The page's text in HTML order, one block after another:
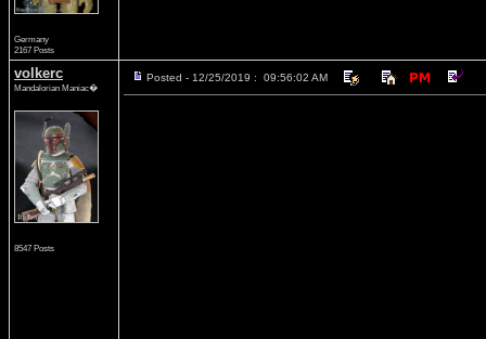
Germany
2167 Posts
volkerc
Mandalorian Maniac�
8547 Posts
Posted - 12/25/2019 : 09:56:02 AM